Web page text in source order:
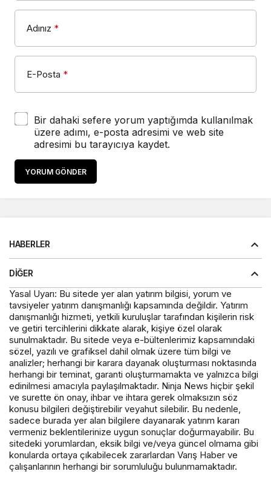
Adınız *
E-Posta *
Bir dahaki sefere yorum yaptığımda kullanılmak
üzere adımı, e-posta adresimi ve web site
adresimi bu tarayıcıya kaydet.
YORUM GÖNDER
HABERLER
DIĞER
Yasal Uyarı: Bu sitede yer alan yatırım bilgisi, yorum ve
tavsiyeler yatırım danışmanlığı kapsamında değildir. Yatırım
danışmanlığı hizmeti, yetkili kuruluşlar tarafından kişilerin risk
ve getiri tercihlerini dikkate alarak, kişiye özel olarak
sunulmaktadır. Bu sitede veya e-bültenlerimiz kapsamındaki
sözel, yazılı ve grafiksel dahil olmak üzere tüm bilgi ve
analizler; herhangi bir karara dayanak oluşturması noktasında
herhangi bir teminat, garanti oluşturmamakta ve yalnızca bilgi
edinilmesi amacıyla paylaşılmaktadır. Ninja News hiçbir şekil
ve surette ön onay, ihbar ve ihtara gerek olmaksızın söz
konusu bilgileri değiştirebilir veyahut silebilir. Bu nedenle,
sadece burada yer alan bilgilere dayanarak yatırım kararı
vermeniz beklentilerinize uygun sonuçlar doğurmayabilir. Bu
sitedeki yorumlardan, eksik bilgi ve/veya güncel olmama gibi
konularda ortaya çıkabilecek zararlardan Varış Haber ve
çalışanlarının herhangi bir sorumluluğu bulunmamaktadır.